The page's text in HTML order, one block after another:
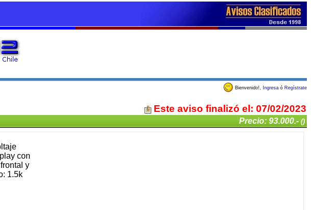
Bienvenido!, Ingresa ó Regístrate
Este aviso finalizó el: 07/02/2023
Precio: 93.000.- ()
con
y
1.5k